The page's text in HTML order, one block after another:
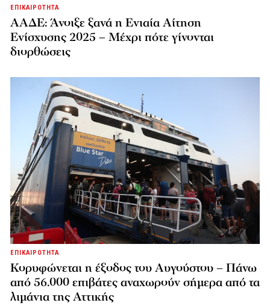
ΕΠΙΚΑΙΡΟΤΗΤΑ
ΑΑΔΕ: Άνοιξε ξανά η Ενιαία Αίτηση
Ενίσχυσης 2025 – Μέχρι πότε γίνονται
διορθώσεις
ΕΠΙΚΑΙΡΟΤΗΤΑ
Κορυφώνεται η έξοδος του Αυγούστου – Πάνω
από 56.000 επιβάτες αναχωρούν σήμερα από τα
λιμάνια της Αττικής